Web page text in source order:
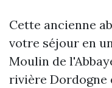
Cette ancienne
votre séjour en
Moulin de
rivière Dordogne